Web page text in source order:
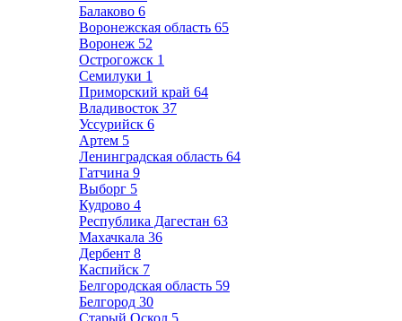
Балаково 6
Воронежская область 65
Воронеж 52
Острогожск 1
Семилуки 1
Приморский край 64
Владивосток 37
Уссурийск 6
Артем 5
Ленинградская область 64
Гатчина 9
Выборг 5
Кудрово 4
Республика Дагестан 63
Махачкала 36
Дербент 8
Каспийск 7
Белгородская область 59
Белгород 30
Старый Оскол 5